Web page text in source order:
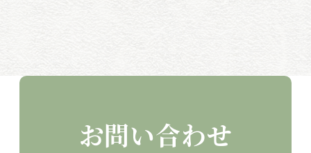
お問い合わせ